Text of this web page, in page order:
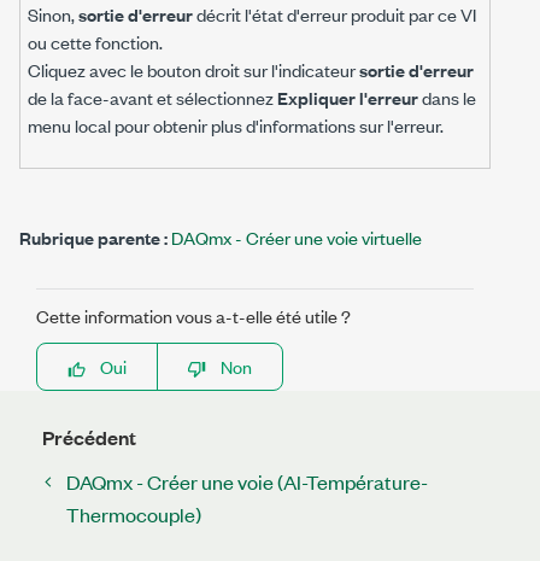
Sinon,sortie d'erreurdécrit l'état d'erreur produit par ce VI
ou cette fonction.
Cliquez avec le bouton droit sur l'indicateursortie d'erreur
de la face-avant et sélectionnezExpliquer l'erreurdans le
menu local pour obtenir plus d'informations sur l'erreur.
Rubrique parente :DAQmx - Créer une voie virtuelle
Cette information vous a-t-elle été utile ?
Oui
Non
Précédent
DAQmx - Créer une voie (AI-Température-
Thermocouple)